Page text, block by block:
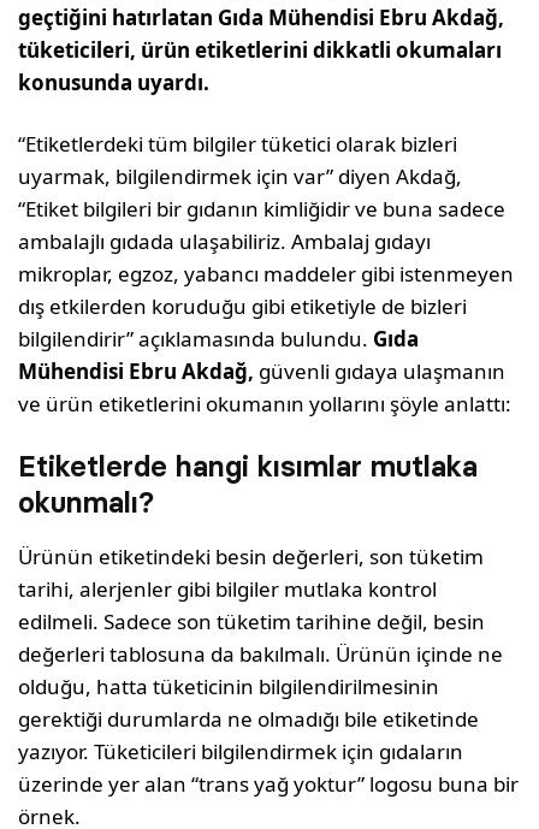
geçtiğini hatırlatan Gıda Mühendisi Ebru Akdağ,
tüketicileri, ürün etiketlerini dikkatli okumaları
konusunda uyardı.
“Etiketlerdeki tüm bilgiler tüketici olarak bizleri
uyarmak, bilgilendirmek için var” diyen Akdağ,
“Etiket bilgileri bir gıdanın kimliğidir ve buna sadece
ambalajlı gıdada ulaşabiliriz. Ambalaj gıdayı
mikroplar, egzoz, yabancı maddeler gibi istenmeyen
dış etkilerden koruduğu gibi etiketiyle de bizleri
bilgilendirir” açıklamasında bulundu. Gıda
Mühendisi Ebru Akdağ, güvenli gıdaya ulaşmanın
ve ürün etiketlerini okumanın yollarını şöyle anlattı:
Etiketlerde hangi kısımlar mutlaka
okunmalı?
Ürünün etiketindeki besin değerleri, son tüketim
tarihi, alerjenler gibi bilgiler mutlaka kontrol
edilmeli. Sadece son tüketim tarihine değil, besin
değerleri tablosuna da bakılmalı. Ürünün içinde ne
olduğu, hatta tüketicinin bilgilendirilmesinin
gerektiği durumlarda ne olmadığı bile etiketinde
yazıyor. Tüketicileri bilgilendirmek için gıdaların
üzerinde yer alan “trans yağ yoktur” logosu buna bir
örnek.